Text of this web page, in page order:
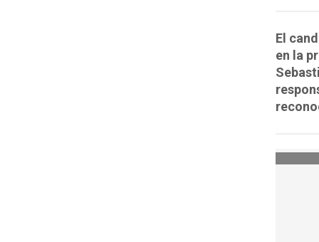
El
en la